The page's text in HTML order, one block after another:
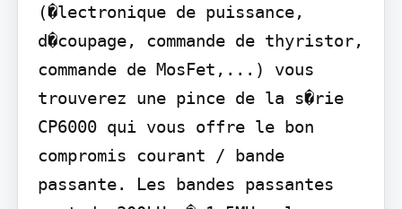
(�lectronique de puissance,
d�coupage, commande de thyristor,
commande de MosFet,...) vous
trouverez une pince de la s�rie
CP6000 qui vous offre le bon
compromis courant / bande
passante. Les bandes passantes